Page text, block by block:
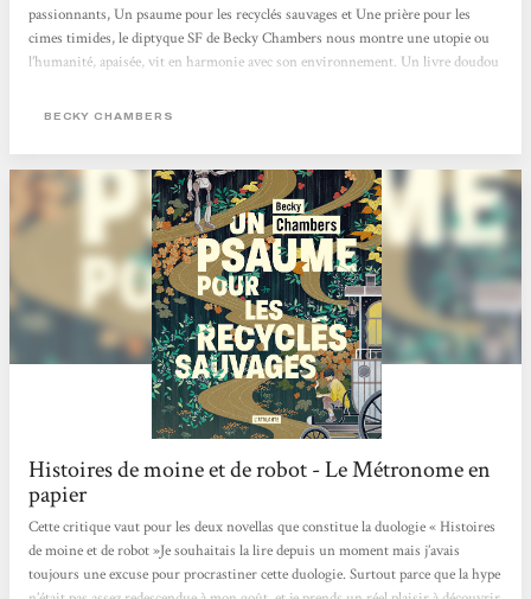
passionnants, Un psaume pour les recyclés sauvages et Une prière pour les
cimes timides, le diptyque SF de Becky Chambers nous montre une utopie ou
l’humanité, apaisée, vit en harmonie avec son environnement. Un livre doudou
où concurrence et compétition guident bon nombre de nos interactions.
entre eux et avec leur environnement. Dans ce monde apaisé,...
BECKY CHAMBERS
Histoires de moine et de robot - Le Métronome en
papier
Cette critique vaut pour les deux novellas que constitue la duologie « Histoires
de moine et de robot »Je souhaitais la lire depuis un moment mais j’avais
toujours une excuse pour procrastiner cette duologie. Surtout parce que la hype